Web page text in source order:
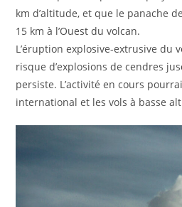
km d’altitude, et que le panache
15 km à l’Ouest du volcan.
L’éruption explosive-extrusive du
risque d’explosions de cendres
persiste. L’activité en cours
international et les vols à basse